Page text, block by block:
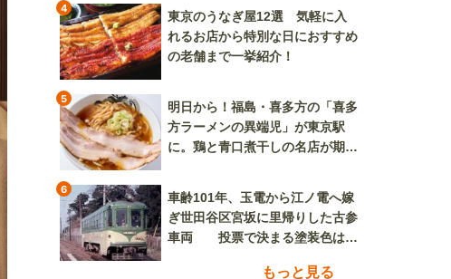
4
東京のうなぎ屋12選 気軽に入
れるお店から特別な日におすすめ
の老舗まで一挙紹介！
5
明日から！福島・喜多方の「喜多
方ラーメンの異端児」が東京駅
に。鶏と青口煮干しの名店が期間
6
車齢101年、玉電から江ノ電へ嫁
ぎ世田谷区宮坂に里帰りした古参
車両 投票で決まる塗装色は、
もっと見る